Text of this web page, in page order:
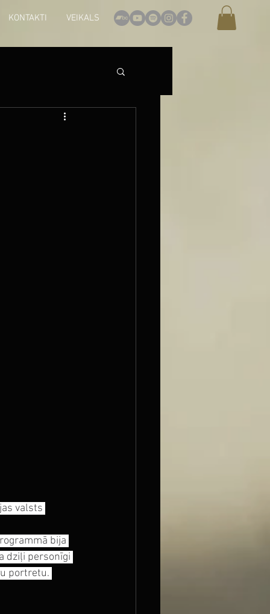
KONTAKTI VEIKALS
valsts
bija
dziļi personīgi
portretu.